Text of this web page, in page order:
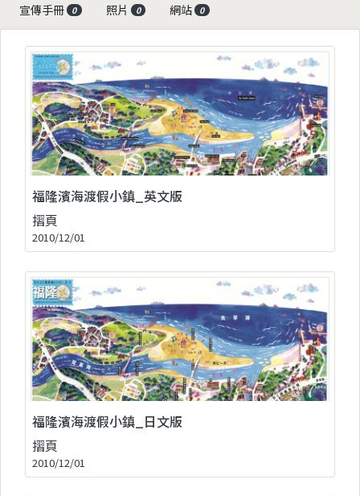
宣傳手冊 0 照片 0 網站 0
福隆濱海渡假小鎮_英文版
摺頁
2010/12/01
福隆濱海渡假小鎮_日文版
摺頁
2010/12/01